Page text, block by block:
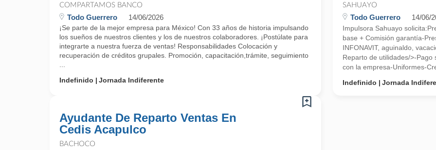
COMPARTAMOS BANCO
Todo Guerrero 14/06/2026
¡Se parte de la mejor empresa para México! Con 33 años de historia impulsando
los sueños de nuestros clientes y los de nuestros colaboradores. ¡Postúlate para
integrarte a nuestra fuerza de ventas! Responsabilidades Colocación y
recuperación de créditos grupales. Promoción, capacitación,trámite, seguimiento
Indefinido
Jornada Indiferente
SAHUAYO
Todo Guerrero 14/06/
Impulsora Sahuayo
base + Comisión garantía-
INFONAVIT, aguinaldo,
Reparto de utilidades/>-
con la empresa-Uniformes-
Indefinido
Jornada
Ayudante De Reparto Ventas En
Cedis Acapulco
BACHOCO